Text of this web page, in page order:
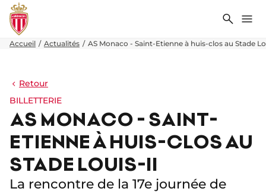
Accueil Actualités AS Monaco - Saint-Etienne à huis-clos au Stade
Retour
BILLETTERIE
AS MONACO - SAINT-
ETIENNE À HUIS-CLOS AU
STADE LOUIS-II
La rencontre de la 17e journée de